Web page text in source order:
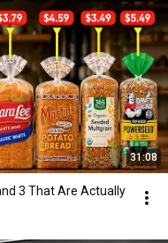
31:08
3 That Are Actually